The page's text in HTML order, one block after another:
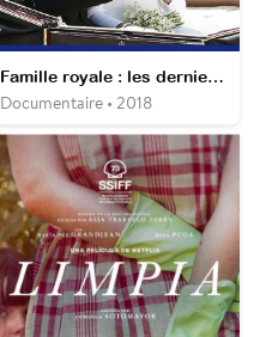
Famille royale : les derniers secrets de la couronne britannique
Documentaire • 2018